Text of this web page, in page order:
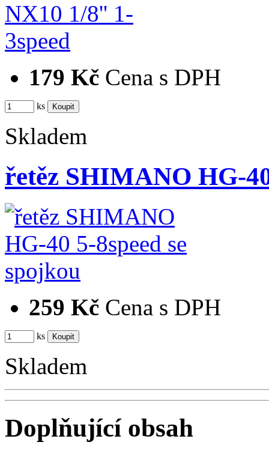
179 Kč Cena s DPH
ks
Skladem
řetěz SHIMANO HG-
259 Kč Cena s DPH
ks
Skladem
Doplňující obsah